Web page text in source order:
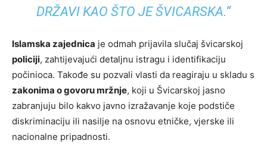
DRŽAVI KAO ŠTO JE ŠVICARSKA.“
Islamska zajednica je odmah prijavila slučaj švicarskoj
policiji, zahtijevajući detaljnu istragu i identifikaciju
počinioca. Takođe su pozvali vlasti da reagiraju u skladu s
zakonima o govoru mržnje, koji u Švicarskoj jasno
zabranjuju bilo kakvo javno izražavanje koje podstiče
diskriminaciju ili nasilje na osnovu etničke, vjerske ili
nacionalne pripadnosti.